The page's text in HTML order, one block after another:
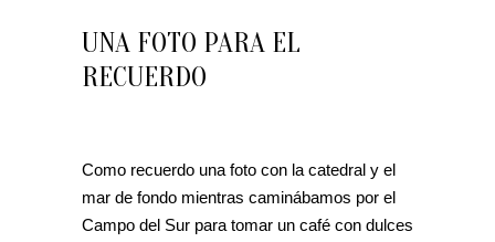
UNA FOTO PARA EL
RECUERDO
Como recuerdo una foto con la catedral y el
mar de fondo mientras caminábamos por el
Campo del Sur para tomar un café con dulces